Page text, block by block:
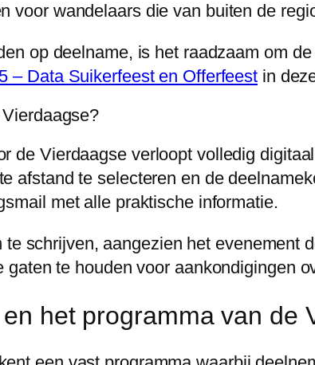
voor wandelaars die van buiten de
op deelname, is het raadzaam om
– Data Suikerfeest en Offerfeest in
de Vierdaagse verloopt volledig
afstand te selecteren en de
met alle praktische informatie.
schrijven, aangezien het
gaten te houden voor aankondigingen
het programma van de